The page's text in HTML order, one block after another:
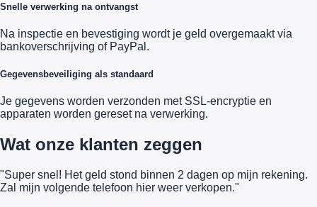
Snelle verwerking na ontvangst
Na inspectie en bevestiging wordt je geld overgemaakt via
bankoverschrijving of PayPal.
Gegevensbeveiliging als standaard
Je gegevens worden verzonden met SSL-encryptie en
apparaten worden gereset na verwerking.
Wat onze klanten zeggen
"Super snel! Het geld stond binnen 2 dagen op mijn rekening.
Zal mijn volgende telefoon hier weer verkopen."